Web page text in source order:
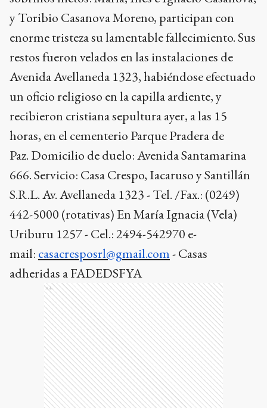
y Toribio Casanova Moreno, participan con
enorme tristeza su lamentable fallecimiento. Sus
restos fueron velados en las instalaciones de
Avenida Avellaneda 1323, habiéndose efectuado
un oficio religioso en la capilla ardiente, y
recibieron cristiana sepultura ayer, a las 15
horas, en el cementerio Parque Pradera de
Paz. Domicilio de duelo: Avenida Santamarina
666. Servicio: Casa Crespo, Iacaruso y Santillán
S.R.L. Av. Avellaneda 1323 - Tel. /Fax.: (0249)
442-5000 (rotativas) En María Ignacia (Vela)
Uriburu 1257 - Cel.: 2494-542970 e-
mail: casacresposrl@gmail.com- Casas
adheridas a FADEDSFYA
Ads